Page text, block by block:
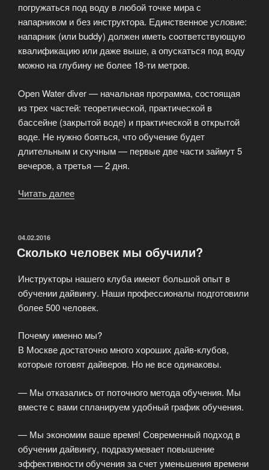
погружаться под воду в любой точке мира с
напарником и без инструктора. Единственное условие:
напарник (или buddy) должен иметь соответствующую
квалификацию или даже выше, а опускаться под воду
можно на глубину не более 18-ти метров.
Open Water diver — начальная программа, состоящая
из трех частей: теоретической, практической в
бассейне (закрытой воде) и практической в открытой
воде. Не нужно бояться, что обучение будет
длительным и скучным — первые две части займут 5
вечеров, а третья — 2 дня.
Читать далее
ОПУБЛИКОВАНО
04.02.2016
Сколько человек мы обучили?
Инструкторы нашего клуба имеют большой опыт в
обучении дайвингу. Наши профессионалы подготовили
более 500 человек.
Почему именно мы?
В Москве достаточно много хороших дайв-клубов,
которые готовят дайверов. Но не все одинаковы.
— Мы отказались от поточного метода обучения. Мы
вместе с вами спланируем удобный график обучения.
— Мы экономим ваше время! Современный подход в
обучении дайвингу, подразумевает повышение
эффективности обучения за счет уменьшения времени